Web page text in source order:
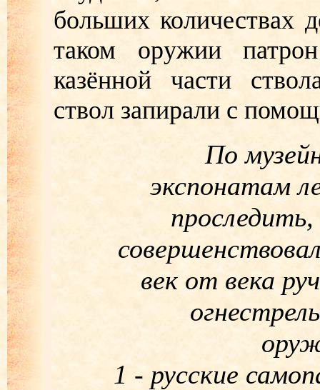
больших количествах
таком оружии
казённой части
ствол запирали с
По
экспонатам
проследить,
век от века
1 - русские